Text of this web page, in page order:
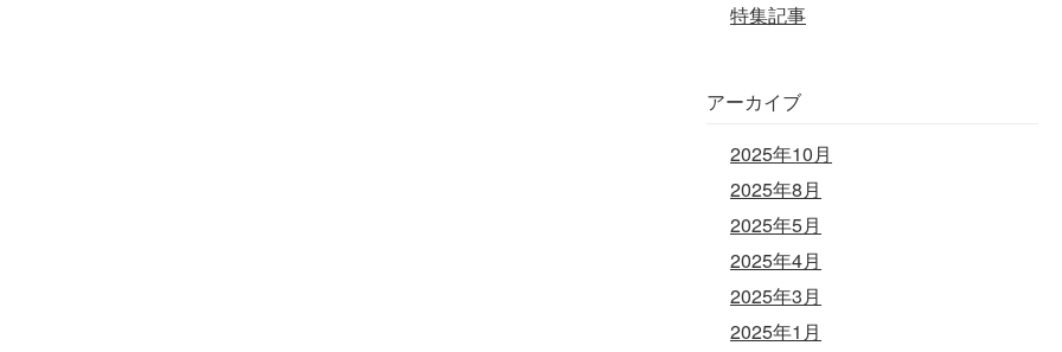
特集記事
アーカイブ
2025年10月
2025年8月
2025年5月
2025年4月
2025年3月
2025年1月